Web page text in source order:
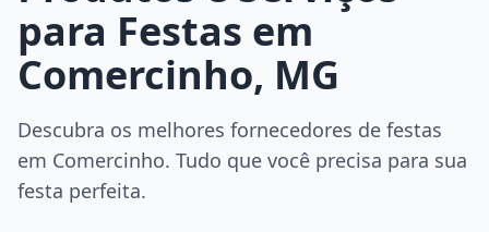
Balões delivery
Decoração personalizada
Pegue e Monte
Festa na mesa
Mesas e cadeiras
Buffet
DJ
para Festas em
Comercinho, MG
Descubra os melhores fornecedores de festas
em Comercinho. Tudo que você precisa para sua
festa perfeita.